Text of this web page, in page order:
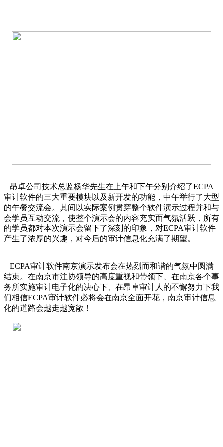
昂卓公司技术总监杨华先生在上午和下午分别介绍了ECPA
审计软件的三大重要模块以及新开发的功能，中午举行了大型
的午餐交流会。其间以实际案例贯穿整个软件演示过程并和与
会学员互动交流，使整个演示会的内容充实而气氛活跃，所有
的学员都对本次演示会留下了深刻的印象，对ECPA审计软件
产生了浓厚的兴趣，对今后的审计信息化充满了期望。
ECPA审计软件南京演示发布会在热烈而和谐的气氛中圆满
结束。在南京市注协领导的高度重视和带领下、在南京各个事
务所实施审计电子化的决心下、在昂卓审计人的不懈努力下我
们相信ECPA审计软件必将会在南京全面开花，南京审计信息
化的道路会越走越宽敞！